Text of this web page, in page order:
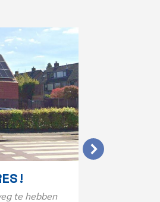
te hebben